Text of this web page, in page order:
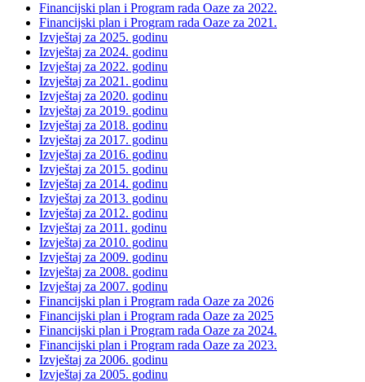
Financijski plan i Program rada Oaze za 2022.
Financijski plan i Program rada Oaze za 2021.
Izvještaj za 2025. godinu
Izvještaj za 2024. godinu
Izvještaj za 2022. godinu
Izvještaj za 2021. godinu
Izvještaj za 2020. godinu
Izvještaj za 2019. godinu
Izvještaj za 2018. godinu
Izvještaj za 2017. godinu
Izvještaj za 2016. godinu
Izvještaj za 2015. godinu
Izvještaj za 2014. godinu
Izvještaj za 2013. godinu
Izvještaj za 2012. godinu
Izvještaj za 2011. godinu
Izvještaj za 2010. godinu
Izvještaj za 2009. godinu
Izvještaj za 2008. godinu
Izvještaj za 2007. godinu
Financijski plan i Program rada Oaze za 2026
Financijski plan i Program rada Oaze za 2025
Financijski plan i Program rada Oaze za 2024.
Financijski plan i Program rada Oaze za 2023.
Izvještaj za 2006. godinu
Izvještaj za 2005. godinu